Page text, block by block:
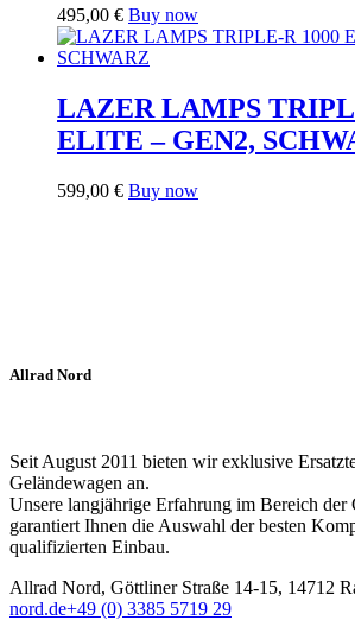
495,00 € Buy now
LAZER LAMPS
ELITE – GEN2,
599,00 € Buy now
Allrad Nord
Seit August 2011 bieten wir exklusive
Geländewagen an.
Unsere langjährige Erfahrung im Bereich der
garantiert Ihnen die Auswahl der besten
qualifizierten Einbau.
Allrad Nord, Göttliner Straße 14-15, 14712
nord.de+49 (0) 3385 5719 29